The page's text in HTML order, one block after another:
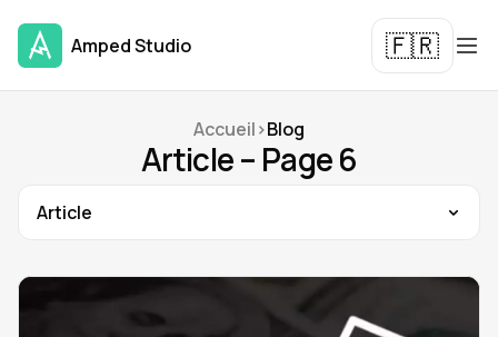
Amped Studio 🇫🇷
Accueil>Blog
Article – Page 6